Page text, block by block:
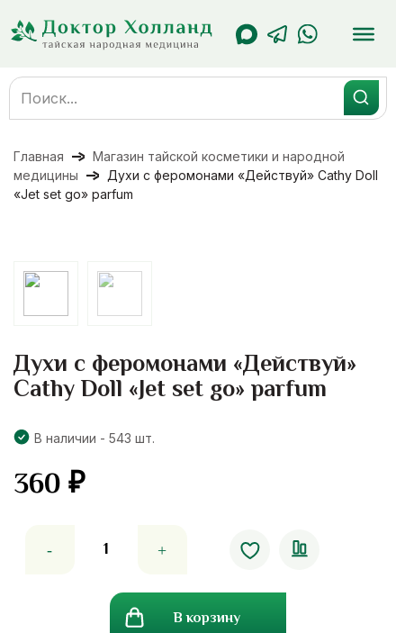
содержанию
Search
for:
Главная
Магазин тайской косметики и народной
медицины
Духи с феромонами «Действуй» Cathy Doll
«Jet set go» parfum
Духи с феромонами «Действуй»
Cathy Doll «Jet set go» parfum
В наличии - 543 шт.
360₽
товара
В корзину